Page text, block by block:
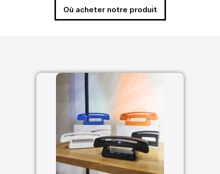
Où acheter notre produit